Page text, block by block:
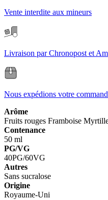
Vente interdite aux mineurs
Livraison par Chronopost et
Nous expédions votre
Arôme
Fruits rouges Framboise
Contenance
50 ml
PG/VG
40PG/60VG
Autres
Sans sucralose
Origine
Royaume-Uni